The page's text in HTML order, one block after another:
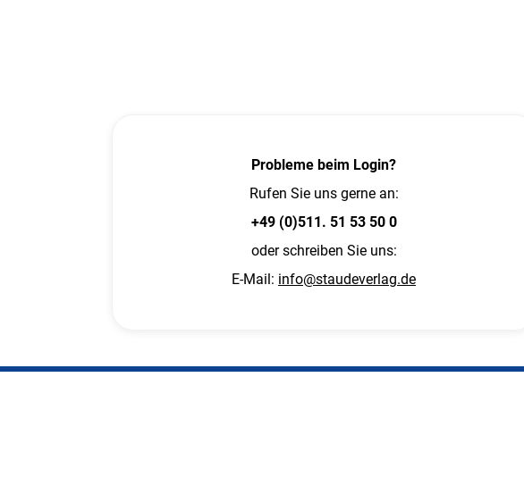
Probleme beim Login?
Rufen Sie uns gerne an:
+49 (0)511. 51 53 50 0
oder schreiben Sie uns:
E-Mail: info@staudeverlag.de